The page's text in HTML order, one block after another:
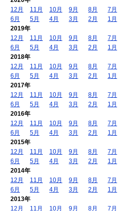
12月
11月 10月 9月 8月
7月
6月
5月 4月 3月 2月
1月
2019年
12月
11月 10月 9月 8月
7月
6月
5月 4月 3月 2月
1月
2018年
12月
11月 10月 9月 8月
7月
6月
5月 4月 3月 2月
1月
2017年
12月
11月 10月 9月 8月
7月
6月
5月 4月 3月 2月
1月
2016年
12月
11月 10月 9月 8月
7月
6月
5月 4月 3月 2月
1月
2015年
12月
11月 10月 9月 8月
7月
6月
5月 4月 3月 2月
1月
2014年
12月
11月 10月 9月 8月
7月
6月
5月 4月 3月 2月
1月
2013年
12月
11月 10月 9月 8月 7月